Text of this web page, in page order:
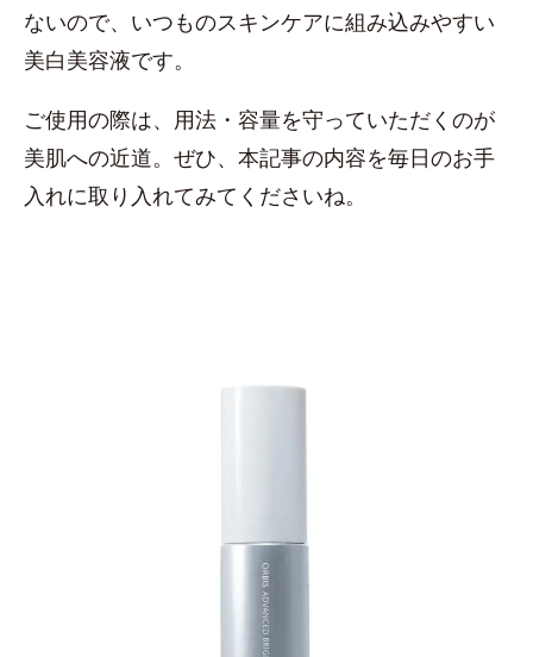
ないので、いつものスキンケアに組み込みやすい
美白美容液です。
ご使用の際は、用法・容量を守っていただくのが
美肌への近道。ぜひ、本記事の内容を毎日のお手
入れに取り入れてみてくださいね。